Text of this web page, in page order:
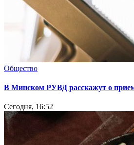
Общество
В Минском РУВД расскажут о
Сегодня, 16:52